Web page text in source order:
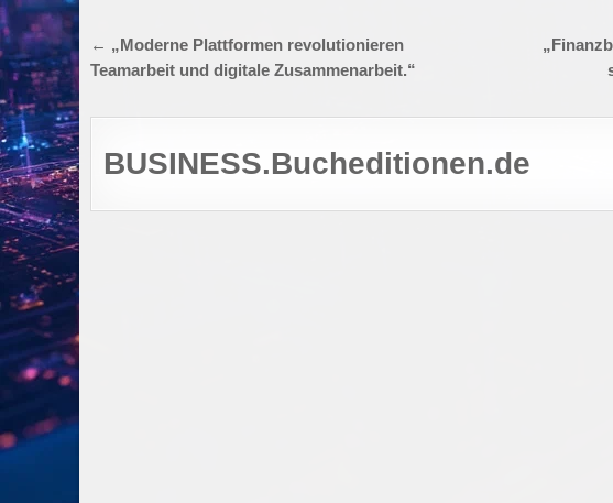
Beitragsnavigation
← „Moderne Plattformen revolutionieren
Teamarbeit und digitale Zusammenarbeit.“
BUSINESS.Bucheditionen.de